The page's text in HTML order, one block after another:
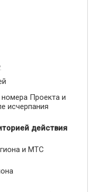
номера Проекта и
исчерпания
действия
и МТС